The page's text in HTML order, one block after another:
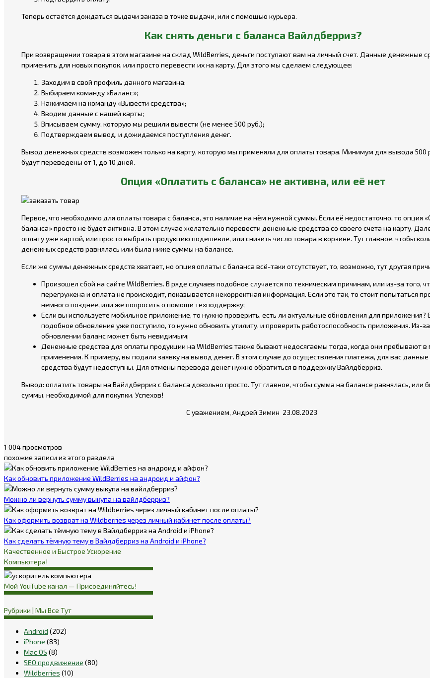
Теперь остаётся дождаться выдачи заказа в точке выдачи, или с помощью курьера.
Как снять деньги с баланса Вайлдберриз?
При возвращении товара в этом магазине на склад WildBerries, деньги поступают вам на личный счет. Данные денежные
применить для новых покупок, или просто перевести их на карту. Для этого мы сделаем следующее:
Заходим в свой профиль данного магазина;
Выбираем команду «Баланс»;
Нажимаем на команду «Вывести средства»;
Вводим данные с нашей карты;
Вписываем сумму, которую мы решили вывести (не менее 500 руб.);
Подтверждаем вывод, и дожидаемся поступления денег.
Вывод денежных средств возможен только на карту, которую мы применяли для оплаты товара. Минимум для вывода 500
будут переведены от 1, до 10 дней.
Опция «Оплатить с баланса» не активна, или её нет
Первое, что необходимо для оплаты товара с баланса, это наличие на нём нужной суммы. Если её недостаточно, то опция
баланса» просто не будет активна. В этом случае желательно перевести денежные средства со своего счета на карту.
оплату уже картой, или просто выбрать продукцию подешевле, или снизить число товара в корзине. Тут главное, чтобы
денежных средств равнялась или была ниже суммы на балансе.
Если же суммы денежных средств хватает, но опция оплаты с баланса всё-таки отсутствует, то, возможно, тут другая
Произошел сбой на сайте WildBerries. В ряде случаев подобное случается по техническим причинам, или из-за того,
перегружена и оплата не происходит, показывается некорректная информация. Если это так, то стоит попытаться
немного позднее, или же попросить о помощи техподдержку;
Если вы используете мобильное приложение, то нужно проверить, есть ли актуальные обновления для приложения?
подобное обновление уже поступило, то нужно обновить утилиту, и проверить работоспособность приложения. Из-
обновлении баланс может быть невидимым;
Денежные средства для оплаты продукции на WildBerries также бывают недосягаемы тогда, когда они пребывают в
применения. К примеру, вы подали заявку на вывод денег. В этом случае до осуществления платежа, для вас
средства будут недоступны. Для отмены перевода денег нужно обратиться в поддержку Вайлдберриз.
Вывод: оплатить товары на Вайлдберриз с баланса довольно просто. Тут главное, чтобы сумма на балансе равнялась, или
суммы, необходимой для покупки. Успехов!
С уважением, Андрей Зимин 23.08.2023
1 004 просмотров
похожие записи из этого раздела
Как обновить приложение WildBerries на андроид и айфон?
Можно ли вернуть сумму выкупа на вайлдберриз?
Как оформить возврат на Wildberries через личный кабинет после оплаты?
Как сделать тёмную тему в Вайлдберриз на Android и iPhone?
Качественное и Быстрое Ускорение
Компьютера!
Мой YouTube канал — Присоединяйтесь!
Рубрики | Мы Все Тут
Android (202)
iPhone (83)
Mac OS (8)
SEO продвижение (80)
Wildberries (10)